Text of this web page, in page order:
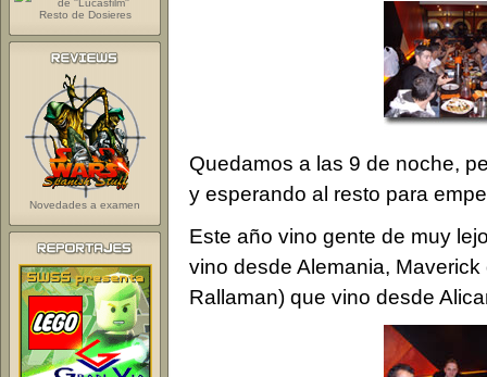
Quedamos a las 9 de noche,
y esperando al resto para
Este año vino gente de muy
vino desde Alemania,
Rallaman) que vino desde
Resto de Dosieres
Novedades a examen